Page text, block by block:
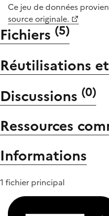
Ce jeu de données
source originale.
Fichiers (5)
Réutilisations
Discussions (0)
Ressources
Informations
1 fichier principal